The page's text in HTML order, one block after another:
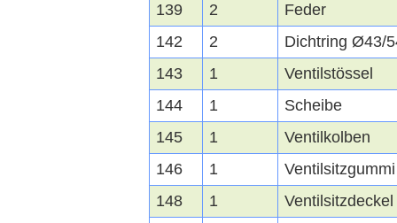
139
2
Feder
142
2
Dichtring Ø43/
143
1
Ventilstössel
144
1
Scheibe
145
1
Ventilkolben
146
1
Ventilsitzgummi
148
1
Ventilsitzdeckel